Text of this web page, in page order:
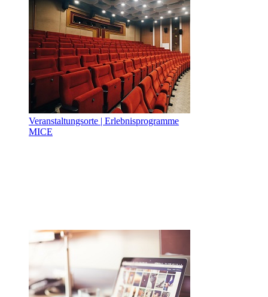
Veranstaltungsorte | Erlebnisprogramme
MICE